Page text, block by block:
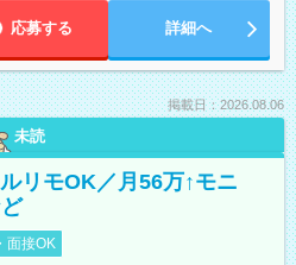
応募する 詳細へ
掲載日：2026.08.06
未読
リモOK／月56万↑モニ
面接OK